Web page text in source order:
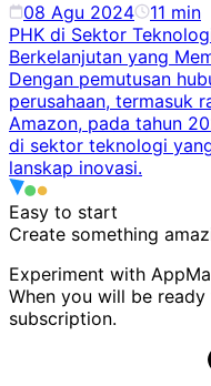
08 Agu 2024 11 min
PHK di Sektor
Berkelanjutan yang
Dengan pemutusan
perusahaan, termasuk
Amazon, pada tahun
di sektor teknologi
lanskap inovasi.
Easy to start
Create something
Experiment with
When you will be
subscription.